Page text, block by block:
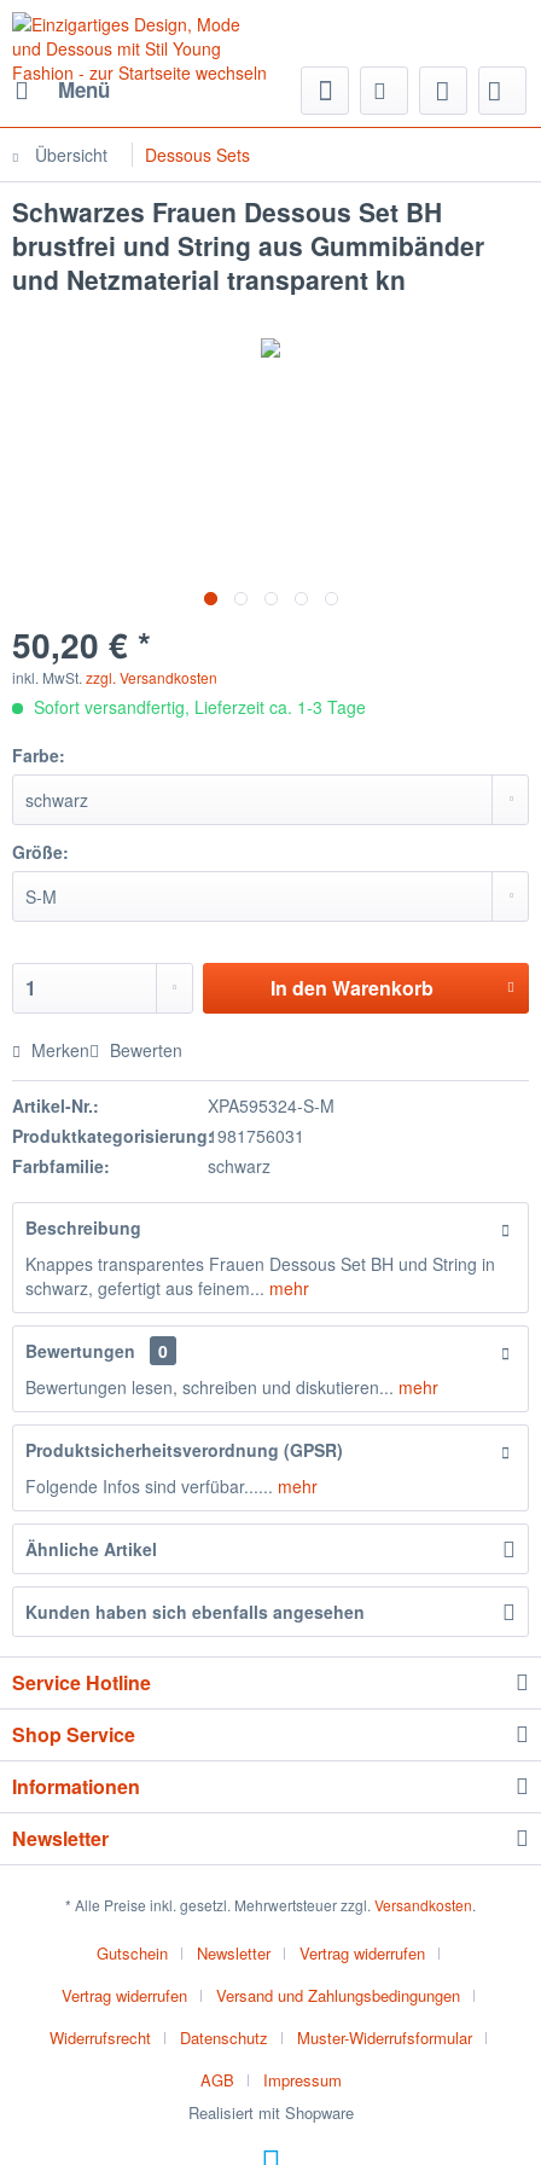
Menü
Übersicht Dessous Sets
Schwarzes Frauen Dessous Set BH
brustfrei und String aus Gummibänder
und Netzmaterial transparent kn
50,20 € *
inkl. MwSt. zzgl. Versandkosten
Sofort versandfertig, Lieferzeit ca. 1-3 Tage
Farbe:
Größe:
In den Warenkorb
Merken Bewerten
Artikel-Nr.:
XPA595324-S-M
Produktkategorisierung:1981756031
Farbfamilie:
schwarz
Beschreibung
Knappes transparentes Frauen Dessous Set BH und String in
schwarz, gefertigt aus feinem... mehr
Bewertungen
0
Bewertungen lesen, schreiben und diskutieren... mehr
Produktsicherheitsverordnung (GPSR)
Folgende Infos sind verfübar...... mehr
Ähnliche Artikel
Kunden haben sich ebenfalls angesehen
Service Hotline
Shop Service
Informationen
Newsletter
* Alle Preise inkl. gesetzl. Mehrwertsteuer zzgl. Versandkosten.
Gutschein Newsletter
Vertrag widerrufen
Vertrag widerrufen
Versand und Zahlungsbedingungen
Widerrufsrecht
Datenschutz
Muster-Widerrufsformular
AGB
Impressum
Realisiert mit Shopware